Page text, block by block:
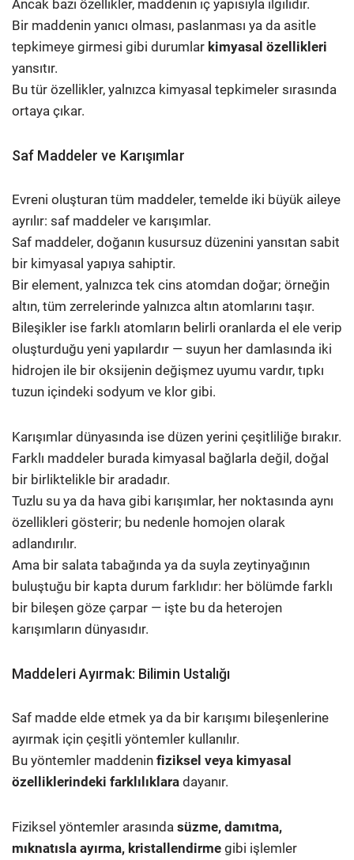
Ancak bazı özellikler, maddenin iç yapısıyla ilgilidir.
Bir maddenin yanıcı olması, paslanması ya da asitle
tepkimeye girmesi gibi durumlar kimyasal özellikleri
yansıtır.
Bu tür özellikler, yalnızca kimyasal tepkimeler sırasında
ortaya çıkar.
Saf Maddeler ve Karışımlar
Evreni oluşturan tüm maddeler, temelde iki büyük aileye
ayrılır: saf maddeler ve karışımlar.
Saf maddeler, doğanın kusursuz düzenini yansıtan sabit
bir kimyasal yapıya sahiptir.
Bir element, yalnızca tek cins atomdan doğar; örneğin
altın, tüm zerrelerinde yalnızca altın atomlarını taşır.
Bileşikler ise farklı atomların belirli oranlarda el ele verip
oluşturduğu yeni yapılardır — suyun her damlasında iki
hidrojen ile bir oksijenin değişmez uyumu vardır, tıpkı
tuzun içindeki sodyum ve klor gibi.
Karışımlar dünyasında ise düzen yerini çeşitliliğe bırakır.
Farklı maddeler burada kimyasal bağlarla değil, doğal
bir birliktelikle bir aradadır.
Tuzlu su ya da hava gibi karışımlar, her noktasında aynı
özellikleri gösterir; bu nedenle homojen olarak
adlandırılır.
Ama bir salata tabağında ya da suyla zeytinyağının
buluştuğu bir kapta durum farklıdır: her bölümde farklı
bir bileşen göze çarpar — işte bu da heterojen
karışımların dünyasıdır.
Maddeleri Ayırmak: Bilimin Ustalığı
Saf madde elde etmek ya da bir karışımı bileşenlerine
ayırmak için çeşitli yöntemler kullanılır.
Bu yöntemler maddenin fiziksel veya kimyasal
özelliklerindeki farklılıklara dayanır.
Fiziksel yöntemler arasında süzme, damıtma,
mıknatısla ayırma, kristallendirme gibi işlemler